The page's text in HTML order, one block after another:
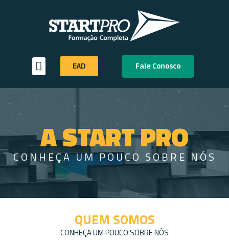
EAD Fale Conosco
A START PRO
CONHEÇA UM POUCO SOBRE NÓS
QUEM SOMOS
CONHEÇA UM POUCO SOBRE NÓS